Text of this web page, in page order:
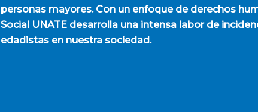
personas mayores. Con un enfoque de derechos
Social UNATE desarrolla una intensa labor de
edadistas en nuestra sociedad.